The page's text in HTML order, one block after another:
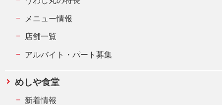
メニュー情報
店舗一覧
アルバイト・パート募集
めしや食堂
新着情報